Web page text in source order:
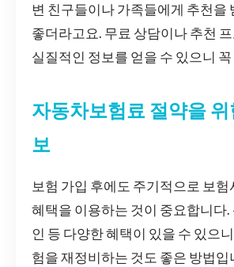
변 친구들이나 가족들에게 추천을
좋더라고요. 무료 상담이나 추천
실질적인 정보를 얻을 수 있으니
자동차보험료 절약을 위
보
보험 가입 후에도 주기적으로 보
혜택을 이용하는 것이 중요합니다.
인 등 다양한 혜택이 있을 수 있으
험을 재정비하는 것도 좋은 방법입